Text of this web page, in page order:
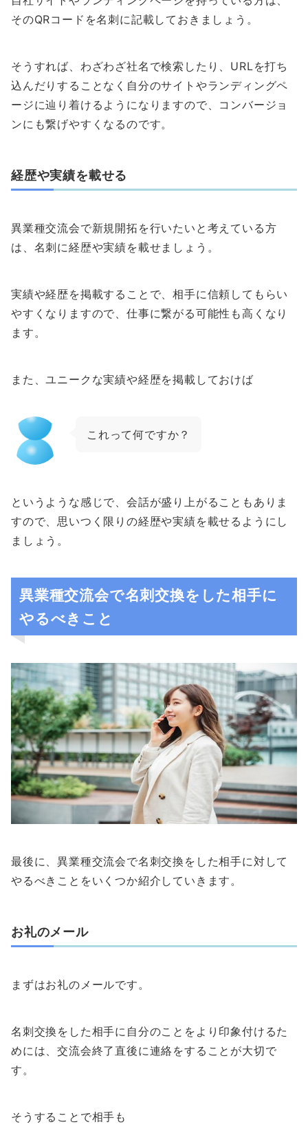
そのQRコードを名刺に記載しておきましょう。
そうすれば、わざわざ社名で検索したり、URLを打ち
込んだりすることなく自分のサイトやランディングペ
ージに辿り着けるようになりますので、コンバージョ
ンにも繋げやすくなるのです。
経歴や実績を載せる
異業種交流会で新規開拓を行いたいと考えている方
は、名刺に経歴や実績を載せましょう。
実績や経歴を掲載することで、相手に信頼してもらい
やすくなりますので、仕事に繋がる可能性も高くなり
ます。
また、ユニークな実績や経歴を掲載しておけば
これって何ですか？
というような感じで、会話が盛り上がることもありま
すので、思いつく限りの経歴や実績を載せるようにし
ましょう。
異業種交流会で名刺交換をした相手に
やるべきこと
最後に、異業種交流会で名刺交換をした相手に対して
やるべきことをいくつか紹介していきます。
お礼のメール
まずはお礼のメールです。
名刺交換をした相手に自分のことをより印象付けるた
めには、交流会終了直後に連絡をすることが大切で
す。
そうすることで相手も